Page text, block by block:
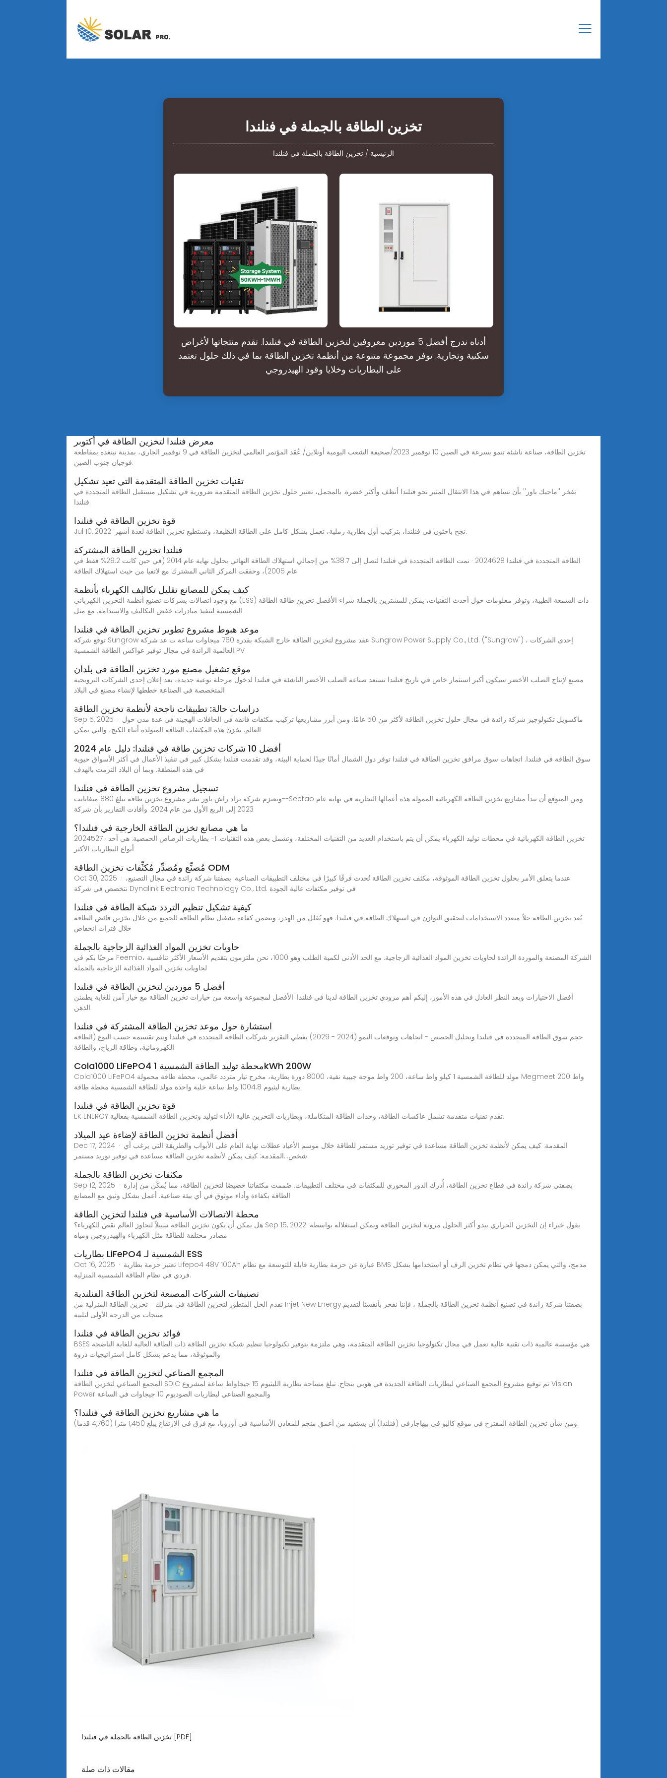
تخزين الطاقة بالجملة في فنلندا
الرئيسية / تخزين الطاقة بالجملة في فنلندا
أدناه ندرج أفضل 5 موردين معروفين لتخزين الطاقة في فنلندا. تقدم منتجاتها لأغراض
سكنية وتجارية. توفر مجموعة متنوعة من أنظمة تخزين الطاقة بما في ذلك حلول تعتمد
على البطاريات وخلايا وقود الهيدروجي
معرض فنلندا لتخزين الطاقة في أكتوبر
تخزين الطاقة، صناعة ناشئة تنمو بسرعة في الصين 10 نوفمبر 2023/صحيفة الشعب اليومية أونلاين/ عُقد المؤتمر العالمي لتخزين الطاقة في 9 نوفمبر الجاري، بمدينة نينغده بمقاطعة
فوجيان جنوب الصين.
تقنيات تخزين الطاقة المتقدمة التي تعيد تشكيل
تفخر ''ماجيك باور'' بأن تساهم في هذا الانتقال المثير نحو فنلندا أنظف وأكثر خضرة. بالمجمل، تعتبر حلول تخزين الطاقة المتقدمة ضرورية في تشكيل مستقبل الطاقة المتجددة في
فنلندا.
قوة تخزين الطاقة في فنلندا
Jul 10, 2022· نجح باحثون في فنلندا، بتركيب أول بطارية رملية، تعمل بشكل كامل على الطاقة النظيفة، وتستطيع تخزين الطاقة لعدة أشهر.
فنلندا تخزين الطاقة المشتركة
الطاقة المتجددة في فنلندا 2024628 · نمت الطاقة المتجددة في فنلندا لتصل إلى 38.7% من إجمالي استهلاك الطاقة النهائي بحلول نهاية عام 2014 (في حين كانت 29.2% فقط في
عام 2005)، وحققت المركز الثاني المشترك مع لاتفيا من حيث استهلاك الطاقة
كيف يمكن للمصانع تقليل تكاليف الكهرباء بأنظمة
مع وجود اتصالات بشركات تصنيع أنظمة التخزين الكهربائي (ESS) ذات السمعة الطيبة، وتوفر معلومات حول أحدث التقنيات، يمكن للمشترين بالجملة شراء الأفضل تخزين طاقة الطاقة
الشمسية لتنفيذ مبادرات خفض التكاليف والاستدامة. مع مثل
موعد هبوط مشروع تطوير تخزين الطاقة في فنلندا
توقع شركة Sungrow عقد مشروع لتخزين الطاقة خارج الشبكة بقدرة 760 ميجاوات ساعة ت عد شركة Sungrow Power Supply Co., Ltd. ("Sungrow") ، إحدى الشركات
العالمية الرائدة في مجال توفير عواكس الطاقة الشمسية PV
موقع تشغيل مصنع مورد تخزين الطاقة في بلدان
مصنع لإنتاج الصلب الأخضر سيكون أكبر استثمار خاص في تاريخ فنلندا تستعد صناعة الصلب الأخضر الناشئة في فنلندا لدخول مرحلة نوعية جديدة، بعد إعلان إحدى الشركات النرويجية
المتخصصة في الصناعة خططها لإنشاء مصنع في البلاد
دراسات حالة: تطبيقات ناجحة لأنظمة تخزين الطاقة
Sep 5, 2025 · ماكسويل تكنولوجيز شركة رائدة في مجال حلول تخزين الطاقة لأكثر من 50 عامًا. ومن أبرز مشاريعها تركيب مكثفات فائقة في الحافلات الهجينة في عدة مدن حول
العالم. تخزن هذه المكثفات الطاقة المتولدة أثناء الكبح، والتي يمكن
أفضل 10 شركات تخزين طاقة في فنلندا: دليل عام 2024
سوق الطاقة في فنلندا. اتجاهات سوق مرافق تخزين الطاقة في فنلندا توفر دول الشمال أمانًا جيدًا لحماية البيئة، وقد تقدمت فنلندا بشكل كبير في تنفيذ الأعمال في أكثر الأسواق حيوية
في هذه المنطقة. وبما أن البلاد التزمت بالهدف
تسجيل مشروع تخزين الطاقة في فنلندا
وتعتزم شركة براد راش باور نشر مشروع تخزين طاقة تبلغ 880 ميغابايت--Seetao ومن المتوقع أن تبدأ مشاريع تخزين الطاقة الكهربائية الممولة هذه أعمالها التجارية في نهاية عام
2023 إلى الربع الأول من عام 2024. وأفادت التقارير بأن شركة
ما هي مصانع تخزين الطاقة الخارجية في فنلندا؟
2024527 · تخزين الطاقة الكهربائية في محطات توليد الكهرباء يمكن أن يتم باستخدام العديد من التقنيات المختلفة، وتشمل بعض هذه التقنيات: 1- بطاريات الرصاص الحمضية: هي أحد
أنواع البطاريات الأكثر
مُصنِّع ومُصدِّر مُكثِّفات تخزين الطاقة ODM
Oct 30, 2025 · عندما يتعلق الأمر بحلول تخزين الطاقة الموثوقة، مكثف تخزين الطاقة تُحدث فرقًا كبيرًا في مختلف التطبيقات الصناعية. بصفتنا شركة رائدة في مجال التصنيع،
نتخصص في شركة Dynalink Electronic Technology Co., Ltd. في توفير مكثفات عالية الجودة
كيفية تشكيل تنظيم التردد شبكة الطاقة في فنلندا
يُعد تخزين الطاقة حلاً متعدد الاستخدامات لتحقيق التوازن في استهلاك الطاقة في فنلندا. فهو يُقلل من الهدر، ويضمن كفاءة تشغيل نظام الطاقة للجميع من خلال تخزين فائض الطاقة
خلال فترات انخفاض
حاويات تخزين المواد الغذائية الزجاجية بالجملة
مرحبًا بكم في Feemio، الشركة المصنعة والموردة الرائدة لحاويات تخزين المواد الغذائية الزجاجية. مع الحد الأدنى لكمية الطلب وهو 1000، نحن ملتزمون بتقديم الأسعار الأكثر تنافسية
لحاويات تخزين المواد الغذائية الزجاجية بالجملة
أفضل 5 موردين لتخزين الطاقة في فنلندا
أفضل الاختيارات وبعد النظر العادل في هذه الأمور، إليكم أهم مزودي تخزين الطاقة لدينا في فنلندا: الأفضل لمجموعة واسعة من خيارات تخزين الطاقة مع خيار آمن للغاية يطمئن
الذهن.
استشارة حول موعد تخزين الطاقة المشتركة في فنلندا
حجم سوق الطاقة المتجددة في فنلندا وتحليل الحصص - اتجاهات وتوقعات النمو (2024 - 2029) يغطي التقرير شركات الطاقة المتجددة في فنلندا ويتم تقسيمه حسب النوع (الطاقة
الكهرومائية، وطاقة الرياح، والطاقة
Cola1000 LiFePO4 محطة توليد الطاقة الشمسية 1kWh 200W
Cola1000 LiFePO4 مولد للطاقة الشمسية 1 كيلو واط ساعة، 200 واط موجة جيبية نقية، 8000 دورة بطارية، مخرج تيار متردد عالمي، محطة طاقة محمولة Megmeet 200 واط
بطارية ليثيوم 1004.8 واط ساعة خلية واحدة مولد للطاقة الشمسية محطة طاقة
قوة تخزين الطاقة في فنلندا
EK ENERGY تقدم تقنيات متقدمة تشمل عاكسات الطاقة، وحدات الطاقة المتكاملة، وبطاريات التخزين عالية الأداء لتوليد وتخزين الطاقة الشمسية بفعالية.
أفضل أنظمة تخزين الطاقة لإضاءة عيد الميلاد
Dec 17, 2024 · المقدمة: كيف يمكن لأنظمة تخزين الطاقة مساعدة في توفير توريد مستمر للطاقة خلال موسم الأعياد عطلات نهاية العام على الأبواب والطريقة التي يرغب أي
شخص...المقدمة: كيف يمكن لأنظمة تخزين الطاقة مساعدة في توفير توريد مستمر
مكثفات تخزين الطاقة بالجملة
Sep 12, 2025 · بصفتي شركة رائدة في قطاع تخزين الطاقة، أُدرك الدور المحوري للمكثفات في مختلف التطبيقات. صُممت مكثفاتنا خصيصًا لتخزين الطاقة، مما يُمكّن من إدارة
الطاقة بكفاءة وأداء موثوق في أي بيئة صناعية. أعمل بشكل وثيق مع المصانع
محطة الاتصالات الأساسية في فنلندا لتخزين الطاقة
هل يمكن أن يكون تخزين الطاقة سبيلاً لتجاوز العالم نقص الكهرباء؟ Sep 15, 2022· يقول خبراء إن التخزين الحراري يبدو أكثر الحلول مرونة لتخزين الطاقة ويمكن استغلاله بواسطة
مصادر مختلفة للطاقة مثل الكهرباء والهيدروجين ومياه
بطاريات LiFePO4 الشمسية لـ ESS
Oct 16, 2025 · تعتبر حزمة بطارية Lifepo4 48V 100Ah عبارة عن حزمة بطارية قابلة للتوسعة مع نظام BMS مدمج، والتي يمكن دمجها في نظام تخزين الرف أو استخدامها بشكل
فردي في نظام الطاقة الشمسية المنزلية.
تصنيفات الشركات المصنعة لتخزين الطاقة الفنلندية
نقدم الحل المتطور لتخزين الطاقة في منزلك - تخزين الطاقة المنزلية من Injet New Energy.بصفتنا شركة رائدة في تصنيع أنظمة تخزين الطاقة بالجملة ، فإننا نفخر بأنفسنا لتقديم
منتجات من الدرجة الأولى لتلبية
فوائد تخزين الطاقة في فنلندا
BSES هي مؤسسة عالمية ذات تقنية عالية تعمل في مجال تكنولوجيا تخزين الطاقة المتقدمة، وهي ملتزمة بتوفير تكنولوجيا تنظيم شبكة تخزين الطاقة ذات الطاقة العالية للغاية الناضجة
والموثوقة، مما يدعم بشكل كامل استراتيجيات ذروة
المجمع الصناعي لتخزين الطاقة في فنلندا
المجمع الصناعي لتخزين الطاقة SDIC تم توقيع مشروع المجمع الصناعي لبطاريات الطاقة الجديدة في هوبي بنجاح. تبلغ مساحة بطارية الليثيوم 15 جيجاواط ساعة لمشروع Vision
Power والمجمع الصناعي لبطاريات الصوديوم 10 جيجاوات في الساعة
ما هي مشاريع تخزين الطاقة في فنلندا؟
ومن شأن تخزين الطاقة المقترح في موقع كاليو في بيهاجارفي (فنلندا) أن يستفيد من أعمق منجم للمعادن الأساسية في أوروبا، مع فرق في الارتفاع يبلغ 1,450 مترا (4,760 قدما).
تخزين الطاقة بالجملة في فنلندا [PDF]
مقالات ذات صلة